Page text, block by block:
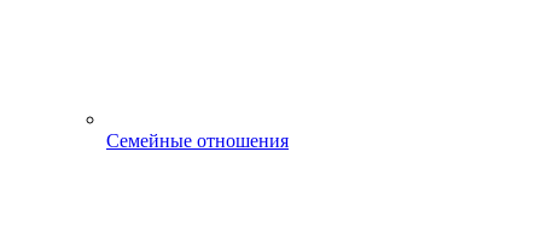
Семейные отношения